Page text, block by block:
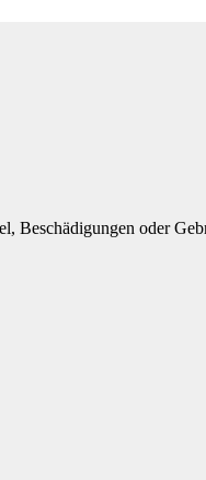
Beschädigungen oder